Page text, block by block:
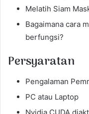
Melatih Siam
Bagaimana cara
berfungsi?
Persyaratan
Pengalaman
PC atau Laptop